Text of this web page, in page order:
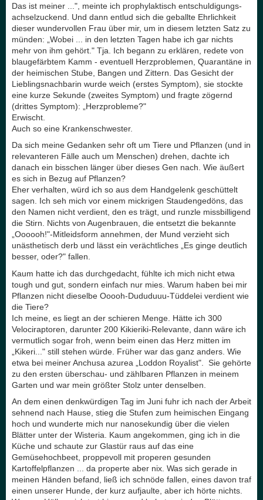
Das ist meiner ...", meinte ich prophylaktisch entschuldigungs-
achselzuckend. Und dann entlud sich die geballte Ehrlichkeit
dieser wundervollen Frau über mir, um in diesem letzten Satz zu
münden: „Wobei ... in den letzten Tagen habe ich gar nichts
mehr von ihm gehört." Tja. Ich begann zu erklären, redete von
blaugefärbtem Kamm - eventuell Herzproblemen, Quarantäne in
der heimischen Stube, Bangen und Zittern. Das Gesicht der
Lieblingsnachbarin wurde weich (erstes Symptom), sie stockte
eine kurze Sekunde (zweites Symptom) und fragte zögernd
(drittes Symptom): „Herzprobleme?"
Erwischt.
Auch so eine Krankenschwester.
Da sich meine Gedanken sehr oft um Tiere und Pflanzen (und in
relevanteren Fälle auch um Menschen) drehen, dachte ich
danach ein bisschen länger über dieses Gen nach. Wie äußert
es sich in Bezug auf Pflanzen?
Eher verhalten, würd ich so aus dem Handgelenk geschüttelt
sagen. Ich seh mich vor einem mickrigen Staudengedöns, das
den Namen nicht verdient, den es trägt, und runzle missbilligend
die Stirn. Nichts von Augenbrauen, die entsetzt die bekannte
„Oooooh!"-Mitleidsform annehmen, der Mund verzieht sich
unästhetisch derb und lässt ein verächtliches „Es ginge deutlich
besser, oder?" fallen.
Kaum hatte ich das durchgedacht, fühlte ich mich nicht etwa
tough und gut, sondern einfach nur mies. Warum haben bei mir
Pflanzen nicht dieselbe Ooooh-Dududuuu-Tüddelei verdient wie
die Tiere?
Ich meine, es liegt an der schieren Menge. Hätte ich 300
Velociraptoren, darunter 200 Kikieriki-Relevante, dann wäre ich
vermutlich sogar froh, wenn beim einen das Herz mitten im
„Kikeri..." still stehen würde. Früher war das ganz anders. Wie
etwa bei meiner Anchusa azurea „Loddon Royalist". Sie gehörte
zu den ersten überschau- und zählbaren Pflanzen in meinem
Garten und war mein größter Stolz unter denselben.
An dem einen denkwürdigen Tag im Juni fuhr ich nach der Arbeit
sehnend nach Hause, stieg die Stufen zum heimischen Eingang
hoch und wunderte mich nur nanosekundig über die vielen
Blätter unter der Wisteria. Kaum angekommen, ging ich in die
Küche und schaute zur Glastür raus auf das eine
Gemüsehochbeet, proppevoll mit properen gesunden
Kartoffelpflanzen ... da properte aber nix. Was sich gerade in
meinen Händen befand, ließ ich schnöde fallen, eines davon traf
einen unserer Hunde, der kurz aufjaulte, aber ich hörte nichts.